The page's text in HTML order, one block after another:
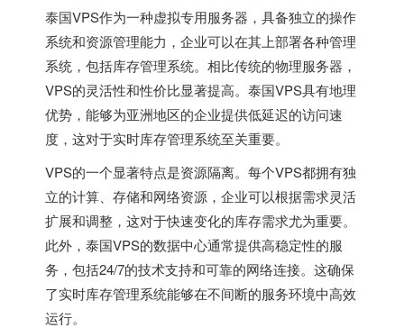
泰国VPS作为一种虚拟专用服务器，具备独立的操作
系统和资源管理能力，企业可以在其上部署各种管理
系统，包括库存管理系统。相比传统的物理服务器，
VPS的灵活性和性价比显著提高。泰国VPS具有地理
优势，能够为亚洲地区的企业提供低延迟的访问速
度，这对于实时库存管理系统至关重要。
VPS的一个显著特点是资源隔离。每个VPS都拥有独
立的计算、存储和网络资源，企业可以根据需求灵活
扩展和调整，这对于快速变化的库存需求尤为重要。
此外，泰国VPS的数据中心通常提供高稳定性的服
务，包括24/7的技术支持和可靠的网络连接。这确保
了实时库存管理系统能够在不间断的服务环境中高效
运行。